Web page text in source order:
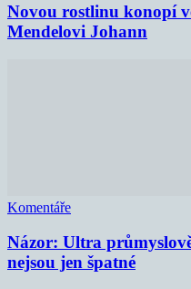
Novou rostlinu konopí
Mendelovi Johann
Komentáře
Názor: Ultra
nejsou jen špatné